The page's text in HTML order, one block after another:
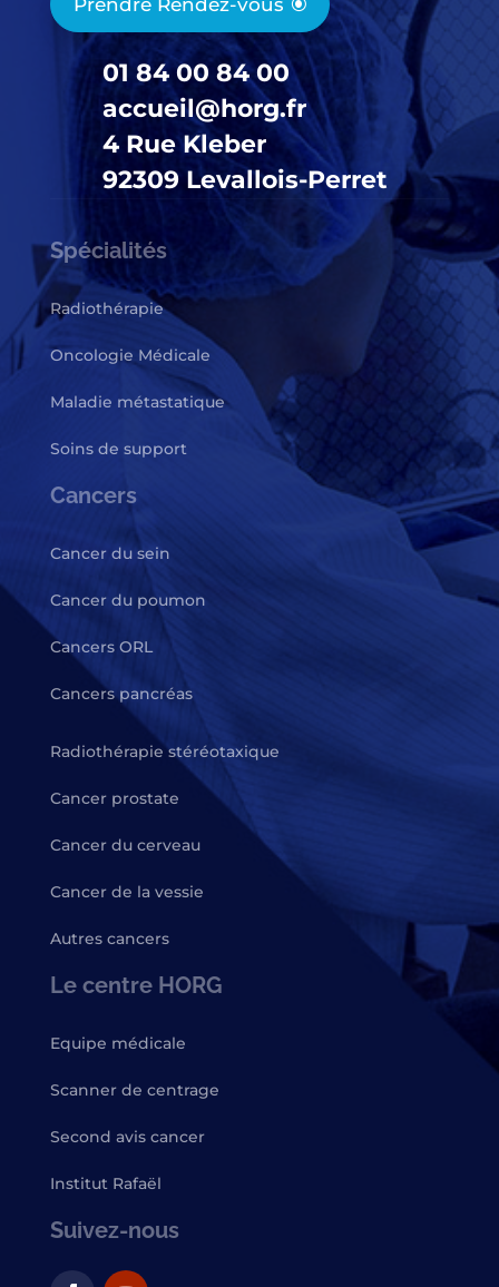
01 84 00 84 00
accueil@horg.fr
4 Rue Kleber
92309 Levallois-Perret
Spécialités
Radiothérapie
Oncologie Médicale
Maladie métastatique
Soins de support
Cancers
Cancer du sein
Cancer du poumon
Cancers ORL
Cancers pancréas
Radiothérapie stéréotaxique
Cancer prostate
Cancer du cerveau
Cancer de la vessie
Autres cancers
Le centre HORG
Equipe médicale
Scanner de centrage
Second avis cancer
Institut Rafaël
Suivez-nous